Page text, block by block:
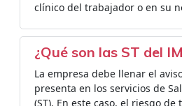
clínico del trabajador o en su
¿Qué son las ST del
La empresa debe llenar el
presenta en los servicios de
(ST). En este caso, el riesgo